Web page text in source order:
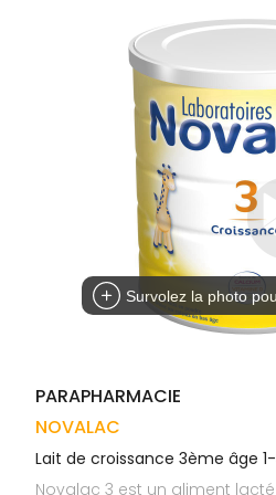
Dispositifs
médicaux
Cheveux
Corps
Homme
Solaire
Visage
APPLICATION
DE SANTÉ
Survolez la photo
PARAPHARMACIE
NOVALAC
Lait de croissance 3ème âge
Novalac 3 est un aliment